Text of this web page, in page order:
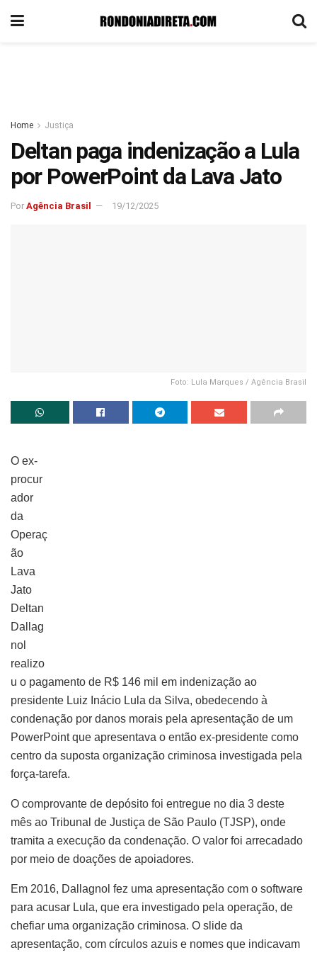
Home Justiça
Deltan paga indenização a Lula
por PowerPoint da Lava Jato
Por Agência Brasil 19/12/2025
Foto: Lula Marques / Agência Brasil
O ex-
procur
ador
da
Operaç
ão
Lava
Jato
Deltan
Dallag
nol
realizo
u o pagamento de R$ 146 mil em indenização ao
presidente Luiz Inácio Lula da Silva, obedecendo à
condenação por danos morais pela apresentação de um
PowerPoint que apresentava o então ex-presidente como
centro da suposta organização criminosa investigada pela
força-tarefa.
O comprovante de depósito foi entregue no dia 3 deste
mês ao Tribunal de Justiça de São Paulo (TJSP), onde
tramita a execução da condenação. O valor foi arrecadado
por meio de doações de apoiadores.
Em 2016, Dallagnol fez uma apresentação com o software
para acusar Lula, que era investigado pela operação, de
chefiar uma organização criminosa. O slide da
apresentação, com círculos azuis e nomes que indicavam